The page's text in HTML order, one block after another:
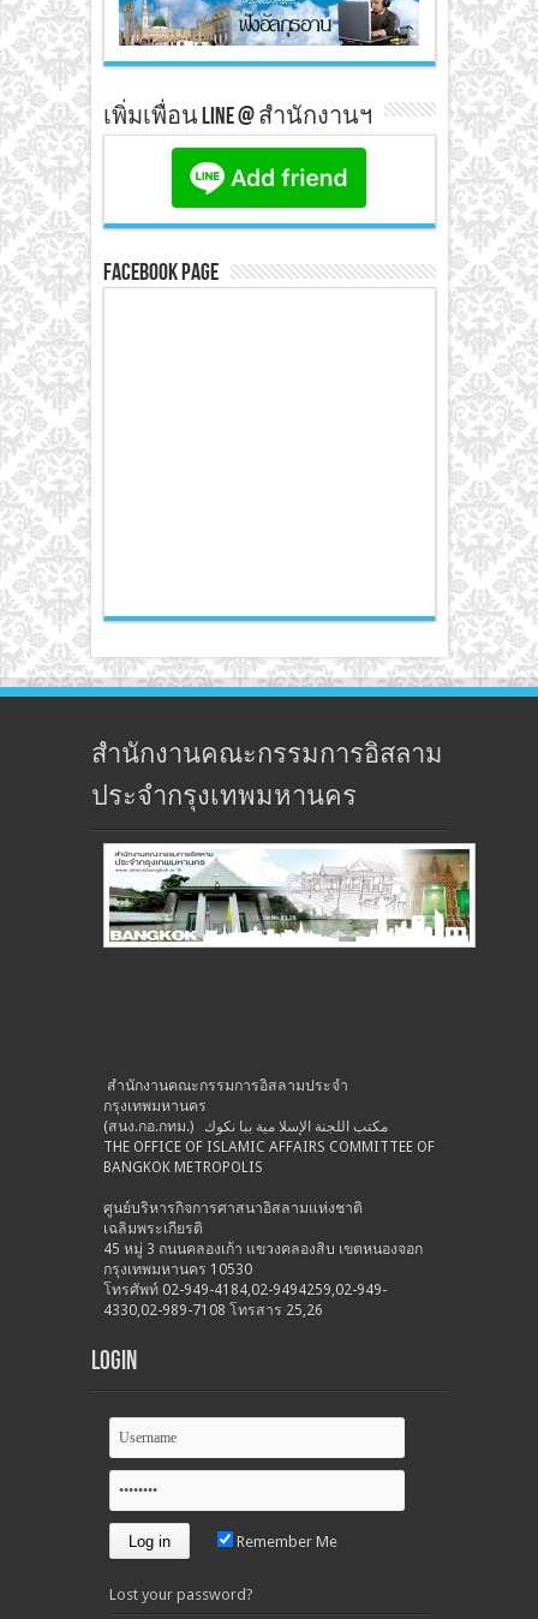
เพิ่มเพื่อน line @ สำนักงานฯ
Facebook Page
สำนักงานคณะกรรมการอิสลาม
ประจำกรุงเทพมหานคร
สำนักงานคณะกรรมการอิสลามประจำ
กรุงเทพมหานคร
(สนง.กอ.กทม.) مكتب اللجنة الإسلا مية ببا نكوك
THE OFFICE OF ISLAMIC AFFAIRS COMMITTEE OF
BANGKOK METROPOLIS
ศูนย์บริหารกิจการศาสนาอิสลามแห่งชาติ
เฉลิมพระเกียรติ
45 หมู่ 3 ถนนคลองเก้า แขวงคลองสิบ เขตหนองจอก
กรุงเทพมหานคร 10530
โทรศัพท์ 02-949-4184,02-9494259,02-949-
4330,02-989-7108 โทรสาร 25,26
Login
Remember Me
Lost your password?